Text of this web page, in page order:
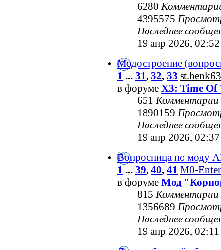
6280
4395575
Последнее
19 апр 2026, 02:52
Модостроение
1 ... 31, 32, 33 st.henk63
в форуме X3: Time Of
651Комментарии
1890159
Последнее
19 апр 2026, 02:37
Вопросница по моду
1 ... 39, 40, 41 M0-
в форуме Мод
815Комментарии
1356689
Последнее
19 апр 2026, 02:11